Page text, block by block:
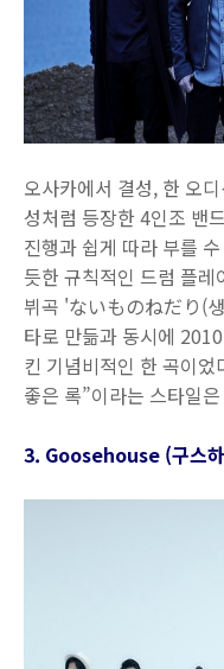
오사카에서 결성, 한 오
성처럼 등장한 4인조 밴
진행과 쉽게 따라 부를
듯한 규칙적인 드럼 플
뷔곡 'ないものねだり(
타로 만듦과 동시에
킨 기념비적인 한 곡이
좋은 록”이라는 스타일
3. Goosehouse (구스